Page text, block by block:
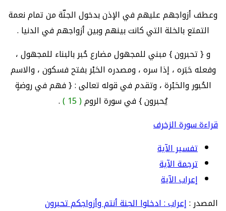
وعطف أزواجهم عليهم في الإذن بدخول الجنّة من تمام نعمة
التمتع بالخلة التي كانت بينهم وبين أزواجهم في الدنيا .
و { تحبرون } مبني للمجهول مضارع حُبر بالبناء للمجهول ،
وفعله حَبَره ، إذا سره ، ومصدره الحَبْر بفتح فسكون ، والاسم
الحُبور والحَبْرة ، وتقدم في قوله تعالى : { فهم في روضةٍ
يُحبرون } في سورة الروم( 15 )
.
قراءة سورة الزخرف
تفسير الآية
ترجمة الآية
إعراب الآية
المصدر :إعراب : ادخلوا الجنة أنتم وأزواجكم تحبرون